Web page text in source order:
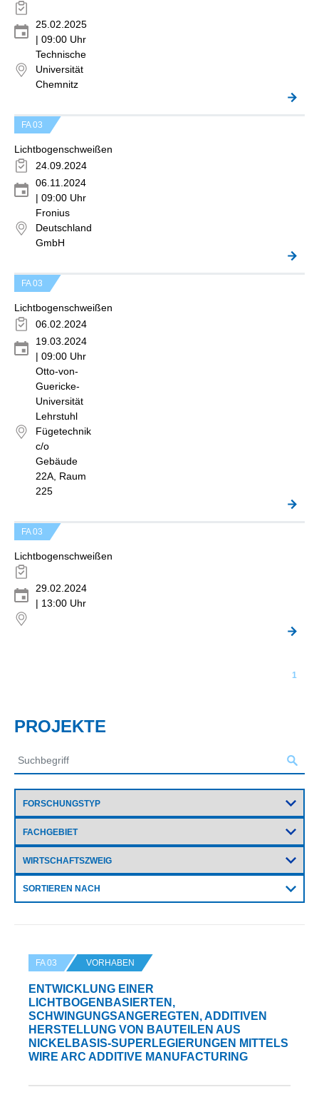
25.02.2025
| 09:00 Uhr
Technische
Universität
Chemnitz
FA 03
Lichtbogenschweißen
24.09.2024
06.11.2024
| 09:00 Uhr
Fronius
Deutschland
GmbH
FA 03
Lichtbogenschweißen
06.02.2024
19.03.2024
| 09:00 Uhr
Otto-von-
Guericke-
Universität
Lehrstuhl
Fügetechnik
c/o
Gebäude
22A, Raum
225
FA 03
Lichtbogenschweißen
29.02.2024
| 13:00 Uhr
1
PROJEKTE
SORTIEREN NACH
FA 03 VORHABEN
ENTWICKLUNG EINER
LICHTBOGENBASIERTEN,
SCHWINGUNGSANGEREGTEN, ADDITIVEN
HERSTELLUNG VON BAUTEILEN AUS
NICKELBASIS-SUPERLEGIERUNGEN MITTELS
WIRE ARC ADDITIVE MANUFACTURING